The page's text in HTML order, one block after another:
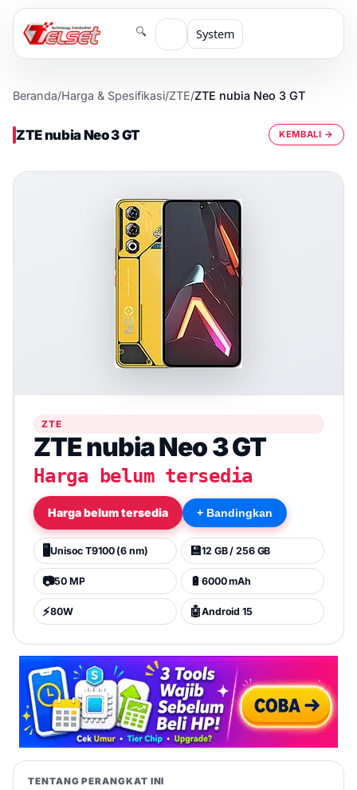
🔍 System
Beranda/Harga & Spesifikasi/ZTE/ZTE nubia Neo 3 GT
ZTE nubia Neo 3 GT KEMBALI →
ZTE
ZTE nubia Neo 3 GT
Harga belum tersedia
Harga belum tersedia + Bandingkan
🖥️ Unisoc T9100 (6 nm) 💾12 GB / 256 GB
📷50 MP 🔋 6000 mAh
⚡80W 🤖Android 15
TENTANG PERANGKAT INI